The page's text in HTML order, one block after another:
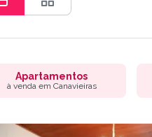
Apartamentos
à venda em Canavieiras